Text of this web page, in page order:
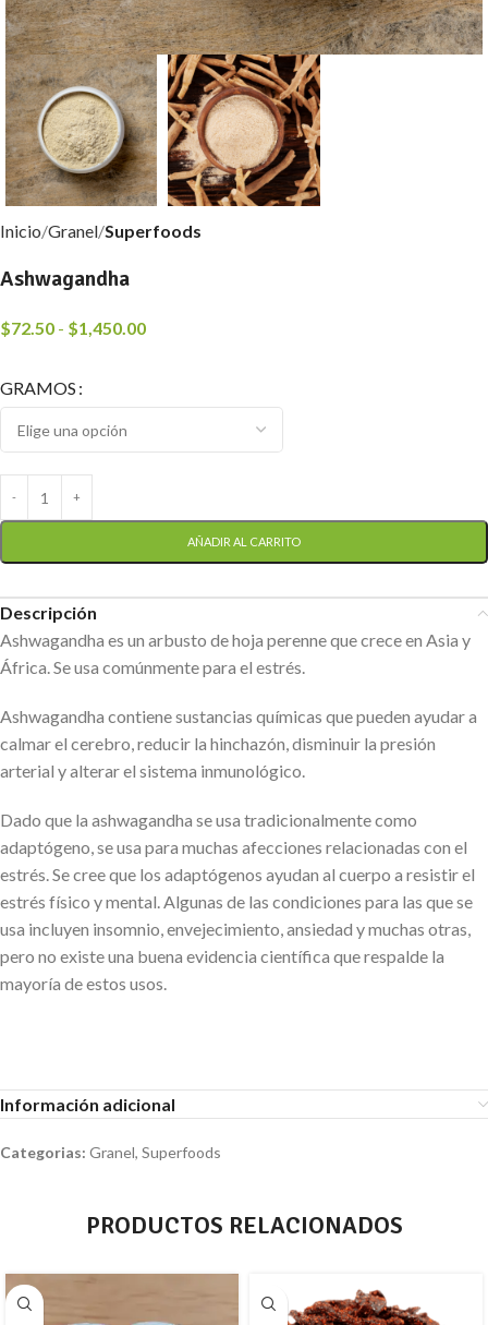
Inicio Granel Superfoods
Ashwagandha
$72.50 - $1,450.00
GRAMOS
AÑADIR AL CARRITO
Descripción
Ashwagandha es un arbusto de hoja perenne que crece en Asia y
África. Se usa comúnmente para el estrés.
Ashwagandha contiene sustancias químicas que pueden ayudar a
calmar el cerebro, reducir la hinchazón, disminuir la presión
arterial y alterar el sistema inmunológico.
Dado que la ashwagandha se usa tradicionalmente como
adaptógeno, se usa para muchas afecciones relacionadas con el
estrés. Se cree que los adaptógenos ayudan al cuerpo a resistir el
estrés físico y mental. Algunas de las condiciones para las que se
usa incluyen insomnio, envejecimiento, ansiedad y muchas otras,
pero no existe una buena evidencia científica que respalde la
mayoría de estos usos.
Información adicional
Categorias: Granel, Superfoods
PRODUCTOS RELACIONADOS